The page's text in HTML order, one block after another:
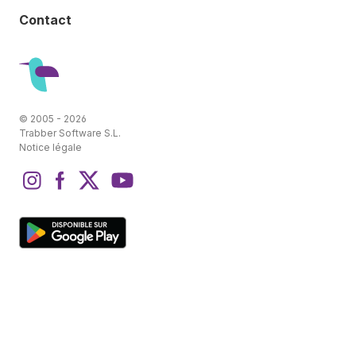
Contact
© 2005 - 2026
Trabber Software S.L.
Notice légale